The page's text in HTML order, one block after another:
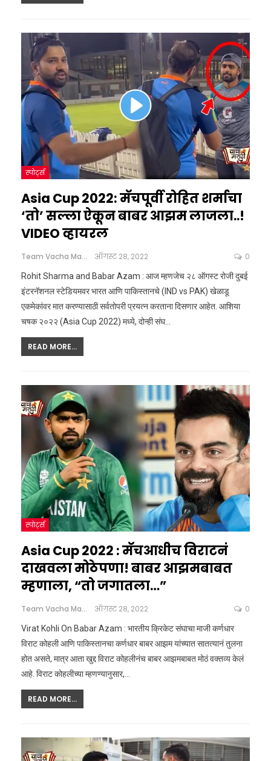
स्पोर्ट्स
Asia Cup 2022: मॅचपूर्वी रोहित शर्माचा
‘तो’ सल्ला ऐकून बाबर आझम लाजला..!
VIDEO व्हायरल
Team Vacha Marathi ऑगस्ट 28, 2022 0
Rohit Sharma and Babar Azam : आज म्हणजेच २८ ऑगस्ट रोजी दुबई
इंटरनॅशनल स्टेडियमवर भारत आणि पाकिस्तानचे (IND vs PAK) खेळाडू
एकमेकांवर मात करण्यासाठी सर्वतोपरी प्रयत्न करताना दिसणार आहेत. आशिया
चषक २०२२ (Asia Cup 2022) मध्ये, दोन्ही संघ…
READ MORE...
स्पोर्ट्स
Asia Cup 2022 : मॅचआधीच विराटनं
दाखवला मोठेपणा! बाबर आझमबाबत
म्हणाला, “तो जगातला…”
Team Vacha Marathi ऑगस्ट 28, 2022 0
Virat Kohli On Babar Azam : भारतीय क्रिकेट संघाचा माजी कर्णधार
विराट कोहली आणि पाकिस्तानचा कर्णधार बाबर आझम यांच्यात सातत्यानं तुलना
होत असते, मात्र आता खुद्द विराट कोहलीनंच बाबर आझमबाबत मोठं वक्तव्य केलं
आहे. विराट कोहलीच्या म्हणण्यानुसार,…
READ MORE...